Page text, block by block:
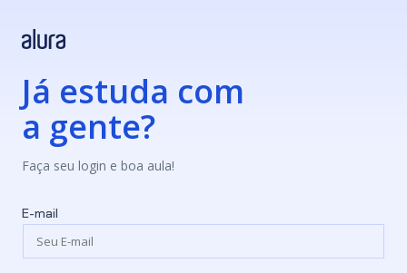
Já estuda com
a gente?
Faça seu login e boa aula!
E-mail